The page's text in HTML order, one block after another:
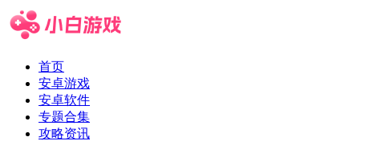
首页
安卓游戏
安卓软件
专题合集
攻略资讯